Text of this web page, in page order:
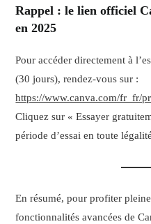
Rappel : le lien officiel
en 2025
Pour accéder directement à
(30 jours), rendez-vous sur :
https://www.canva.com/fr_fr/
Cliquez sur « Essayer
période d’essai en toute
En résumé, pour profiter
fonctionnalités avancées de